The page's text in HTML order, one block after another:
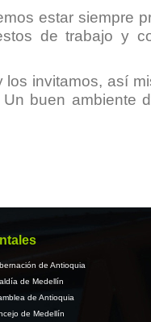
estar siempre
de trabajo y
invitamos, así
buen ambiente
de Antioquia
de Medellín
de Antioquia
de Medellín